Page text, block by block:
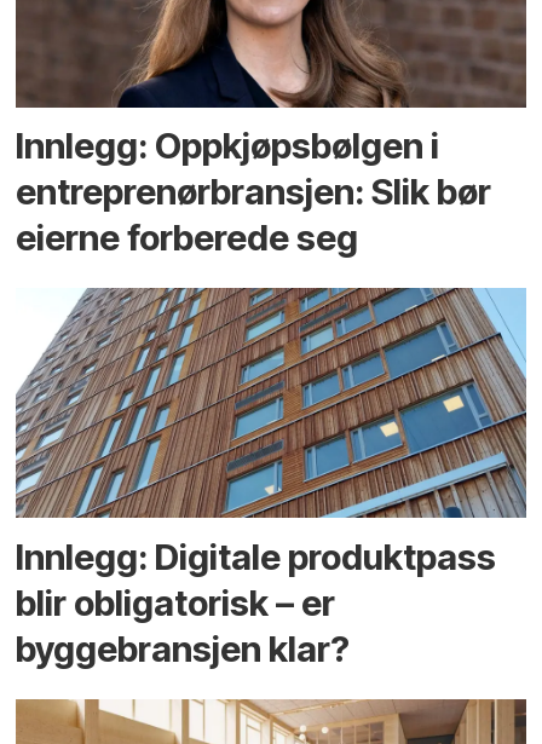
Innlegg: Oppkjøps­bølgen i
entreprenør­bransjen: Slik bør
eierne forberede seg
Innlegg: Digitale produktpass
blir obligatorisk – er
byggebransjen klar?